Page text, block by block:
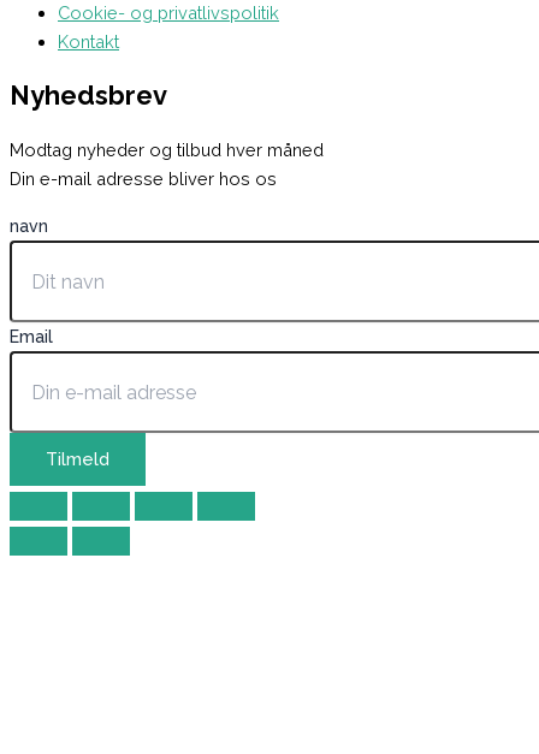
Cookie- og privatlivspolitik
Kontakt
Nyhedsbrev
Modtag nyheder og tilbud hver måned
Din e-mail adresse bliver hos os
navn
Email
Tilmeld